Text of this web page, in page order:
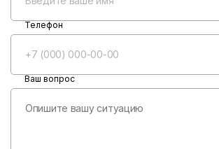
Телефон
Ваш вопрос